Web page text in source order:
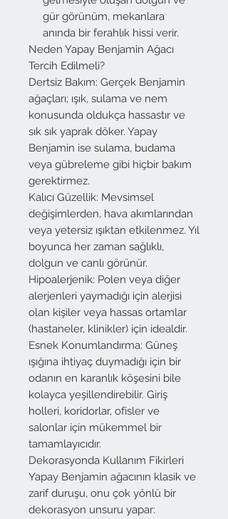
gür görünüm, mekanlara
anında bir ferahlık hissi verir.
Neden Yapay Benjamin Ağacı
Tercih Edilmeli?
Dertsiz Bakım: Gerçek Benjamin
ağaçları; ışık, sulama ve nem
konusunda oldukça hassastır ve
sık sık yaprak döker. Yapay
Benjamin ise sulama, budama
veya gübreleme gibi hiçbir bakım
gerektirmez.
Kalıcı Güzellik: Mevsimsel
değişimlerden, hava akımlarından
veya yetersiz ışıktan etkilenmez. Yıl
boyunca her zaman sağlıklı,
dolgun ve canlı görünür.
Hipoalerjenik: Polen veya diğer
alerjenleri yaymadığı için alerjisi
olan kişiler veya hassas ortamlar
(hastaneler, klinikler) için idealdir.
Esnek Konumlandırma: Güneş
ışığına ihtiyaç duymadığı için bir
odanın en karanlık köşesini bile
kolayca yeşillendirebilir. Giriş
holleri, koridorlar, ofisler ve
salonlar için mükemmel bir
tamamlayıcıdır.
Dekorasyonda Kullanım Fikirleri
Yapay Benjamin ağacının klasik ve
zarif duruşu, onu çok yönlü bir
dekorasyon unsuru yapar: